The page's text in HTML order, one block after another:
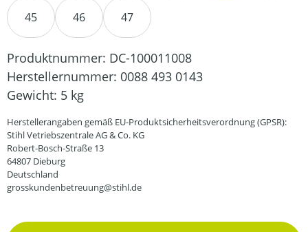
45 46 47
Produktnummer: DC-100011008
Herstellernummer: 0088 493 0143
Gewicht: 5 kg
Herstellerangaben gemäß EU-Produktsicherheitsverordnung (GPSR):
Stihl Vetriebszentrale AG & Co. KG
Robert-Bosch-Straße 13
64807 Dieburg
Deutschland
grosskundenbetreuung@stihl.de